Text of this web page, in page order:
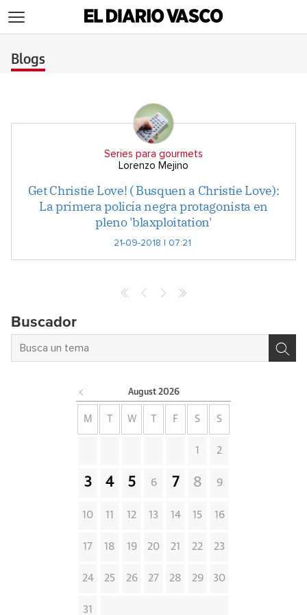
Blogs
Series para gourmets
Lorenzo Mejino
Get Christie Love! ( Busquen a Christie Love):
La primera policía negra protagonista en
pleno 'blaxploitation'
21-09-2018 | 07:21
Buscador
August 2026
M W F S S
1 2
3 4 5 6 7 8 9
10 11 12 13 14 15 16
17 18 19 20 21 22 23
24 25 26 27 28 29 30
31